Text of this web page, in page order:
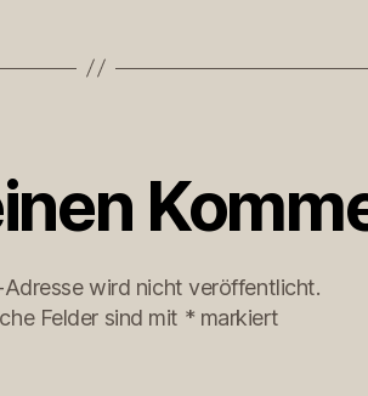
wird nicht veröffentlicht.
Felder sind mit * markiert